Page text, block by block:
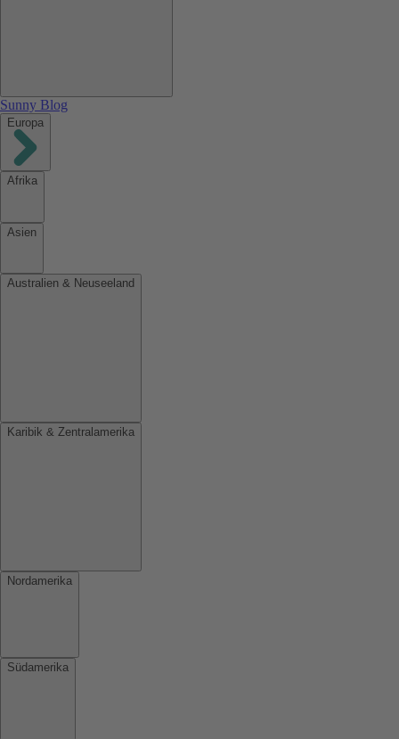
Sunny Blog
Europa
Afrika
Asien
Australien & Neuseeland
Karibik & Zentralamerika
Nordamerika
Südamerika